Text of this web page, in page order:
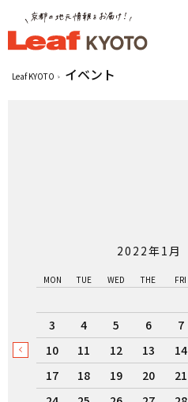
Leaf KYOTO イベント
2022年1月
MON TUE WED THE FRI
3
4 5 6 7
10
11 12 13 14
17
18 19 20 21